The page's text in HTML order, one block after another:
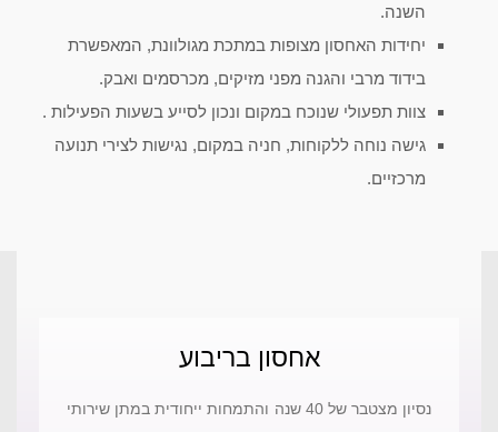
השנה.
יחידות האחסון מצופות במתכת מגולוונת, המאפשרת
בידוד מרבי והגנה מפני מזיקים, מכרסמים ואבק.
צוות תפעולי שנוכח במקום ונכון לסייע בשעות הפעילות .
גישה נוחה ללקוחות, חניה במקום, נגישות לצירי תנועה
מרכזיים.
אחסון בריבוע​
נסיון מצטבר של 40 שנה והתמחות ייחודית במתן שירותי